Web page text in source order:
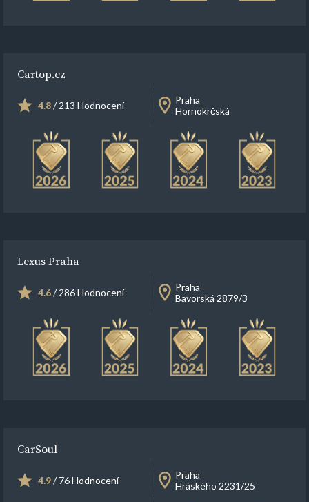
Cartop.cz
4.8/ 213 Hodnocení
Praha
Hornokrčská
Lexus Praha
4.6/ 286 Hodnocení
Praha
Bavorská 2879/3
CarSoul
4.9/ 76 Hodnocení
Praha
Hráského 2231/25